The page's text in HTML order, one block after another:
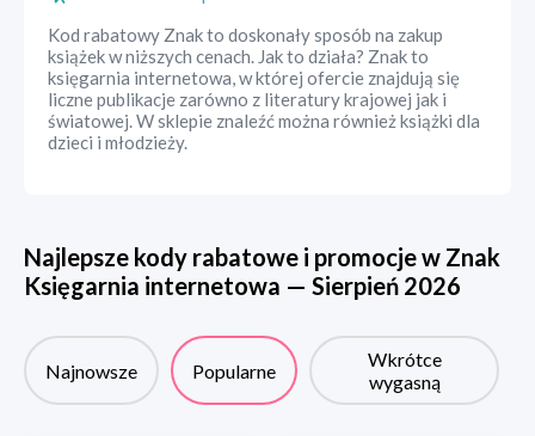
Kod rabatowy Znak to doskonały sposób na zakup
książek w niższych cenach. Jak to działa? Znak to
księgarnia internetowa, w której ofercie znajdują się
liczne publikacje zarówno z literatury krajowej jak i
światowej. W sklepie znaleźć można również książki dla
dzieci i młodzieży.
Najlepsze kody rabatowe i promocje w Znak
Księgarnia internetowa — Sierpień 2026
Najnowsze Popularne
Wkrótce
wygasną